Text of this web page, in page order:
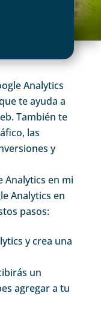
Analytics
te ayuda a
También te
las
y
Analytics en mi
Analytics en
pasos:
y crea una
un
agregar a tu